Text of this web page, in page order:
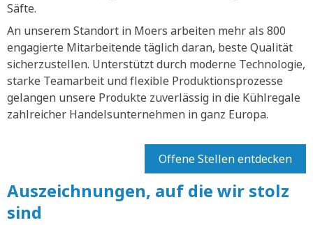
Säfte.
An unserem Standort in Moers arbeiten mehr als 800
engagierte Mitarbeitende täglich daran, beste Qualität
sicherzustellen. Unterstützt durch moderne Technologie,
starke Teamarbeit und flexible Produktionsprozesse
gelangen unsere Produkte zuverlässig in die Kühlregale
zahlreicher Handelsunternehmen in ganz Europa.
Offene Stellen entdecken
Auszeichnungen, auf die wir stolz
sind